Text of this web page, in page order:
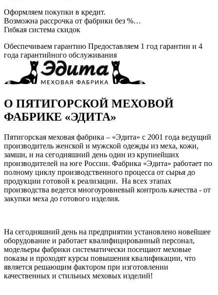
Оформляем покупки в кредит.
Возможна рассрочка от фабрики без %…
Гибкая система скидок
Обеспечиваем гарантию Предоставляем 1 год гарантии и 4
года гарантийного обслуживания
О ПЯТИГОРСКОЙ МЕХОВОЙ
ФАБРИКЕ «ЭДИТА»
Пятигорская меховая фабрика – «Эдита» с 2001 года ведущий
производитель женской и мужской одежды из меха, кожи,
замши, и на сегодняшний день один из крупнейших
производителей на юге России. Фабрика «Эдита» работает по
полному циклу производственного процесса от сырья до
продукции готовой к реализации. На всех этапах
производства ведется многоуровневый контроль качества - от
закупки меха до готового изделия.
На сегодняшний день на предприятии установлено новейшее
оборудование и работает квалифицированный персонал,
модельеры фабрики систематически посещают меховые
показы и проходят курсы повышения квалификации, что
является решающим фактором при изготовлении
качественных и стильных меховых изделий!